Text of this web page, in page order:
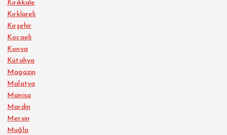
Kırıkkale
Kırklareli
Kırşehir
Kocaeli
Konya
Kütahya
Magazin
Malatya
Manisa
Mardin
Mersin
Muğla